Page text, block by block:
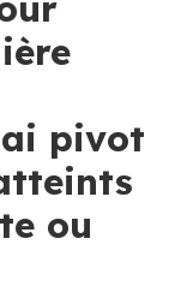
pivot
ou